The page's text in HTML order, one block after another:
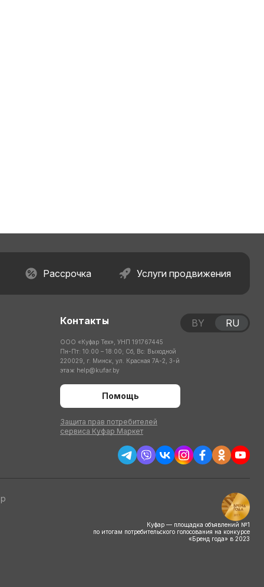
Рассрочка Услуги продвижения
Контакты
ООО «Куфар Тех», УНП 191767445
Пн-Пт: 10:00 – 18:00; Сб, Вс: Выходной
220029, г. Минск, ул. Красная 7А-2, 3-й
этаж help@kufar.by
Помощь
Защита прав потребителей
сервиса Куфар Маркет
BY RU
Куфар — площадка объявлений №1
по итогам потребительского голосования на конкурсе
«Бренд года» в 2023